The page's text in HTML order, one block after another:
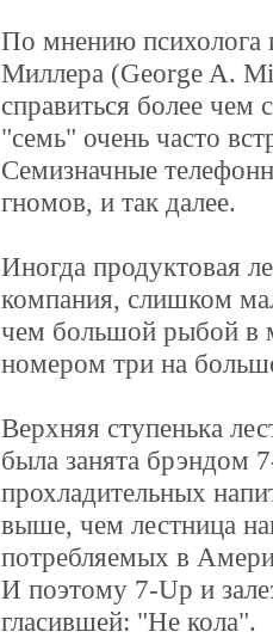
По мнению психолога
Миллера (George A.
справиться более
"семь" очень часто
Семизначные
гномов, и так далее.
Иногда продуктовая
компания, слишком
чем большой рыбой в
номером три на
Верхняя ступенька
была занята брэндом
прохладительных
выше, чем лестница
потребляемых в
И поэтому 7-Up и
гласившей: "Не кола".